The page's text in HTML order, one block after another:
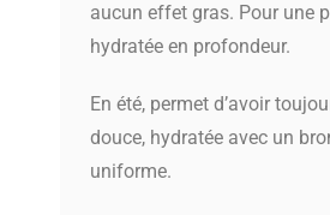
aucun effet gras. Pour une
hydratée en profondeur.
En été, permet d’avoir
douce, hydratée avec un
uniforme.